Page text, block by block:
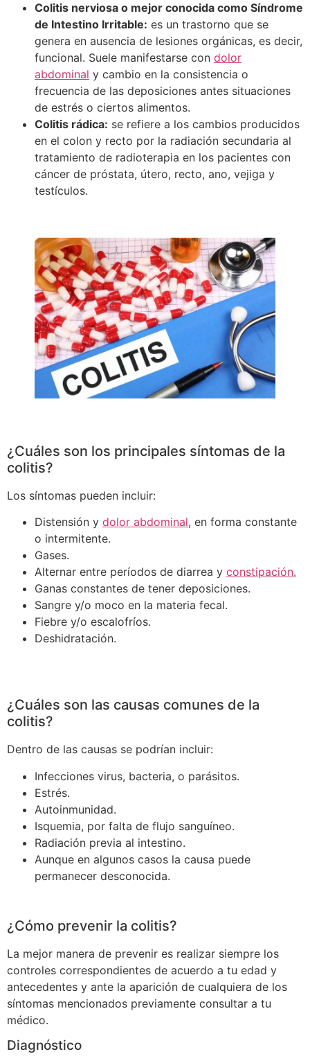
Colitis nerviosa o mejor conocida como Síndrome
de Intestino Irritable: es un trastorno que se
genera en ausencia de lesiones orgánicas, es decir,
funcional. Suele manifestarse con dolor
abdominal y cambio en la consistencia o
frecuencia de las deposiciones antes situaciones
de estrés o ciertos alimentos.
Colitis rádica: se refiere a los cambios producidos
en el colon y recto por la radiación secundaria al
tratamiento de radioterapia en los pacientes con
cáncer de próstata, útero, recto, ano, vejiga y
testículos.
¿Cuáles son los principales síntomas de la
colitis?
Los síntomas pueden incluir:
Distensión y dolor abdominal, en forma constante
o intermitente.
Gases.
Alternar entre períodos de diarrea y constipación.
Ganas constantes de tener deposiciones.
Sangre y/o moco en la materia fecal.
Fiebre y/o escalofríos.
Deshidratación.
¿Cuáles son las causas comunes de la
colitis?
Dentro de las causas se podrían incluir:
Infecciones virus, bacteria, o parásitos.
Estrés.
Autoinmunidad.
Isquemia, por falta de flujo sanguíneo.
Radiación previa al intestino.
Aunque en algunos casos la causa puede
permanecer desconocida.
¿Cómo prevenir la colitis?
La mejor manera de prevenir es realizar siempre los
controles correspondientes de acuerdo a tu edad y
antecedentes y ante la aparición de cualquiera de los
síntomas mencionados previamente consultar a tu
médico.
Diagnóstico